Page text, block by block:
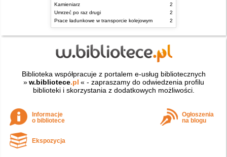
Kamieniarz
2
Umrzeć po raz drugi
2
Prace ładunkowe w transporcie kolejowym
2
Biblioteka współpracuje z portalem e-usług bibliotecznych
» w.bibliotece.pl « - zapraszamy do odwiedzenia profilu
biblioteki i skorzystania z dodatkowych możliwości.
Informacje
o bibliotece
Ogłoszenia
na blogu
Ekspozycja